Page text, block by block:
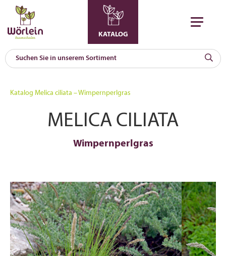
KATALOG
Katalog Melica ciliata – Wimpernperlgras
MELICA CILIATA
Wimpernperlgras